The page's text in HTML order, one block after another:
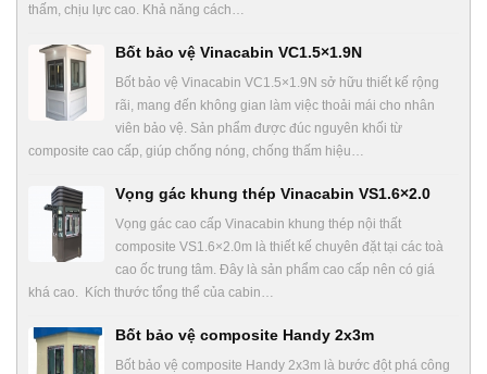
thấm, chịu lực cao. Khả năng cách…
Bốt bảo vệ Vinacabin VC1.5×1.9N
Bốt bảo vệ Vinacabin VC1.5×1.9N sở hữu thiết kế rộng
rãi, mang đến không gian làm việc thoải mái cho nhân
viên bảo vệ. Sản phẩm được đúc nguyên khối từ
composite cao cấp, giúp chống nóng, chống thấm hiệu…
Vọng gác khung thép Vinacabin VS1.6×2.0
Vọng gác cao cấp Vinacabin khung thép nội thất
composite VS1.6×2.0m là thiết kế chuyên đặt tại các toà
cao ốc trung tâm. Đây là sản phẩm cao cấp nên có giá
khá cao. Kích thước tổng thể của cabin…
Bốt bảo vệ composite Handy 2x3m
Bốt bảo vệ composite Handy 2x3m là bước đột phá công